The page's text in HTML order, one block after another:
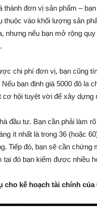
thành đơn vị sản phẩm –
thuộc vào khối lượng sản
nhưng nếu bạn mở rộng
chi phí đơn vị, bạn cũng
bạn định giá 5000 đô la
cơ hội tuyệt vời để xây dựng
đầu tư. Bạn cần phải làm
ít nhất là trong 36 (hoặc
Tiếp đó, bạn sẽ cần
tại đó bạn kiếm được nhiều
cho kế hoạch tài chính của